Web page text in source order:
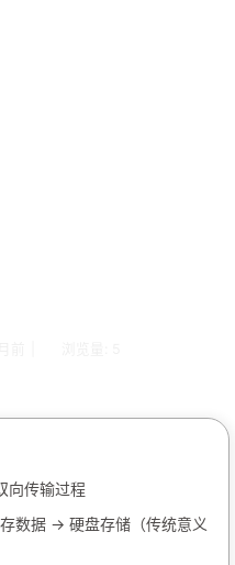
向传输过程
数据 → 硬盘存储（传统意义